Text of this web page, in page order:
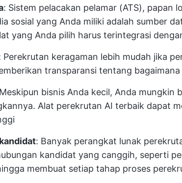
: Sistem pelacakan pelamar (ATS), papan
sosial yang Anda miliki adalah sumber
yang Anda pilih harus terintegrasi
Perekrutan keragaman lebih mudah jika
transparansi tentang
bisnis Anda kecil, Anda mungkin
Alat perekrutan AI terbaik dapat
: Banyak perangkat lunak
kandidat yang canggih, seperti
membuat setiap tahap proses